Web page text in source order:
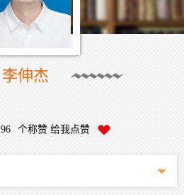
李伸杰
96 个称赞 给我点赞